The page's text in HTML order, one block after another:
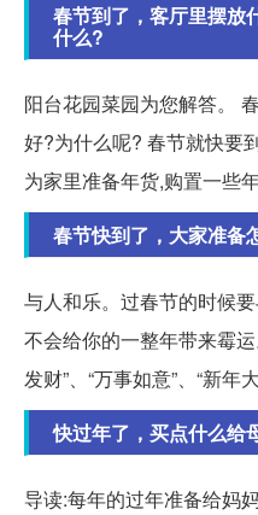
春节到了，客厅里摆放
什么?
阳台花园菜园为您解答。
好?为什么呢? 春节就快要
为家里准备年货,购置一些
春节快到了，大家准备
与人和乐。过春节的时候
不会给你的一整年带来霉
发财”、“万事如意”、“新年
快过年了，买点什么给
导读:每年的过年准备给妈